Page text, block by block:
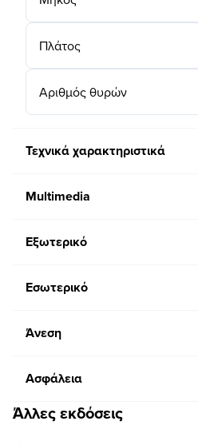
Πλάτος
Αριθμός θυρών
Τεχνικά χαρακτηριστικά
Multimedia
Εξωτερικό
Εσωτερικό
Άνεση
Ασφάλεια
Άλλες εκδόσεις